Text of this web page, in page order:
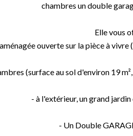
chambres un double
Elle vous
ouverte sur la pièce à vivre
(surface au sol d'environ 19
- à l'extérieur, un grand
- Un Double